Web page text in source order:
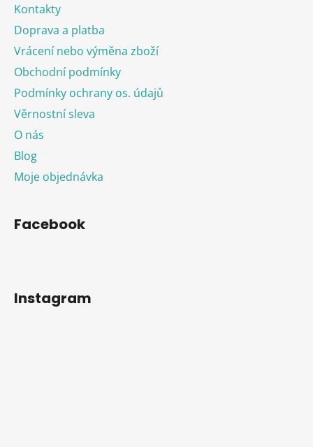
Kontakty
Doprava a platba
Vrácení nebo výměna zboží
Obchodní podmínky
Podmínky ochrany os. údajů
Věrnostní sleva
O nás
Blog
Moje objednávka
Facebook
Instagram